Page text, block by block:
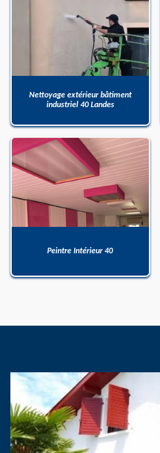
Nettoyage extérieur bâtiment
industriel 40 Landes
Peintre Intérieur 40